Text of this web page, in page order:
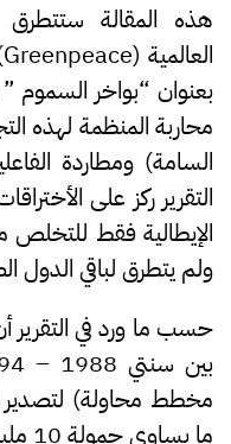
هذه المقالة ستتطرق
بعنوان “بواخر
محاربة المنظمة لهذه
السامة) ومطاردة
التقرير ركز على
الإيطالية فقط للتخلص
ولم يتطرق لباقي الدول
حسب ما ورد في التقرير
مخطط محاولة) لتصدير
ما